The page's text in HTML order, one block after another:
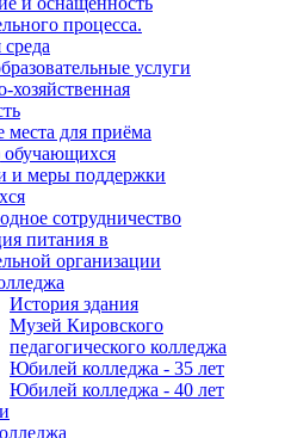
процесса.
услуги
хозяйственная
места для приёма
обучающихся
и меры поддержки
сотрудничество
питания в
организации
История здания
Музей Кировского
педагогического колледжа
Юбилей колледжа - 35 лет
Юбилей колледжа - 40 лет